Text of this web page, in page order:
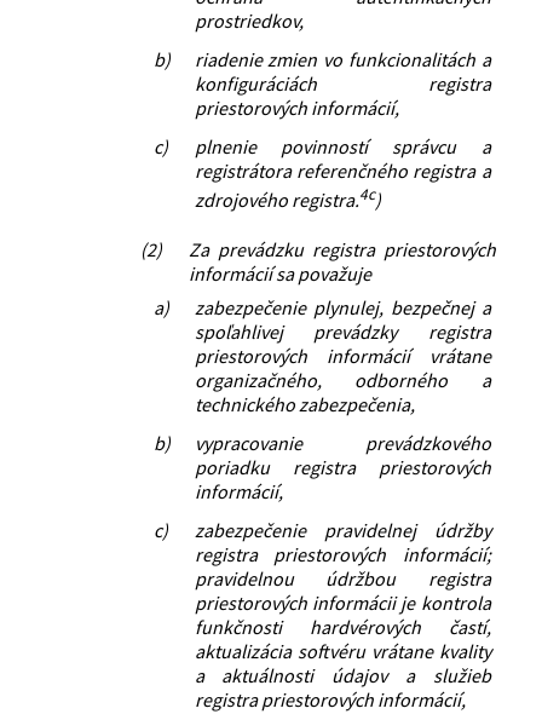
prostriedkov,
b)
riadenie zmien vo funkcionalitách a
konfiguráciách registra
priestorových informácií,
c)
plnenie povinností správcu a
registrátora referenčného registra a
zdrojového registra.4c)
(2)
Za prevádzku registra priestorových
informácií sa považuje
a)
zabezpečenie plynulej, bezpečnej a
spoľahlivej prevádzky registra
priestorových informácií vrátane
organizačného, odborného a
technického zabezpečenia,
b)
vypracovanie prevádzkového
poriadku registra priestorových
informácií,
c)
zabezpečenie pravidelnej údržby
registra priestorových informácií;
pravidelnou údržbou registra
priestorových informácii je kontrola
funkčnosti hardvérových častí,
aktualizácia softvéru vrátane kvality
a aktuálnosti údajov a služieb
registra priestorových informácií,